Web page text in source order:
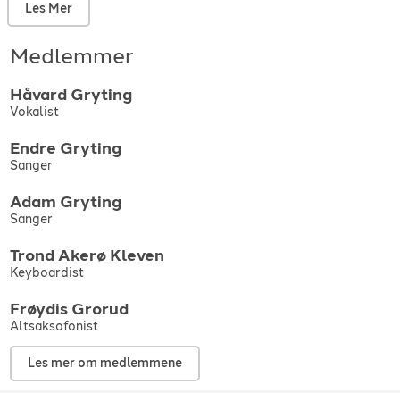
Michael Jackson og Bruno Mars. Han opptrer nå på større
festivaler og kulturhus.
Pappa Håvard er en erfaren vokalist og korist som
Håvard har reist mye med blant annet Åge Sten Nilsen, Ravi,
Sissel Kyrkjebø og KORK. Han er fast medlem av sanggruppa
Voice på TV 2.
band eller kapellmester, Trond Akerø Kleven og saksofonist
Frøydis Grorud kjent fra NRKs Beat for Beat.
Les Mer
Medlemmer
Håvard Gryting
Vokalist
Endre Gryting
Sanger
Adam Gryting
Sanger
TrondAkerø Kleven
Keyboardist
Frøydis Grorud
Altsaksofonist
Les mer om medlemmene